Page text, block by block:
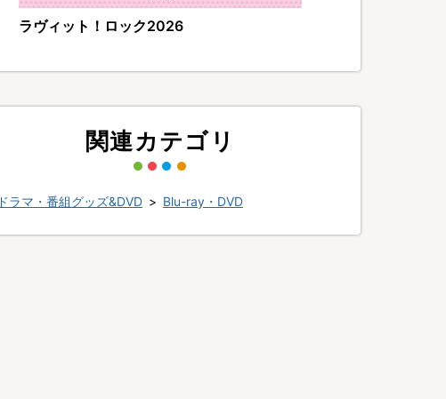
ラヴィット！ロック2026
関連カテゴリ
ドラマ・番組グッズ&DVD > Blu-ray・DVD